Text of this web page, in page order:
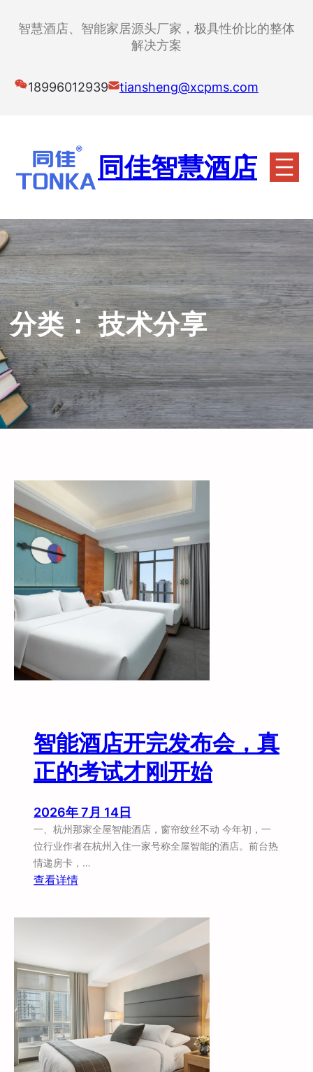
智慧酒店、智能家居源头厂家，极具性价比的整体
解决方案
18996012939 tiansheng@xcpms.com
同佳智慧酒店
分类：技术分享
智能酒店开完发布会，真
正的考试才刚开始
2026年 7月 14日
一、杭州那家全屋智能酒店，窗帘纹丝不动 今年初，一
位行业作者在杭州入住一家号称全屋智能的酒店。前台热
情递房卡，…
查看详情：
完
发
布
会
，
真